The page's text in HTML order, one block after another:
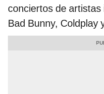
conciertos de
Bad Bunny, Coldplay